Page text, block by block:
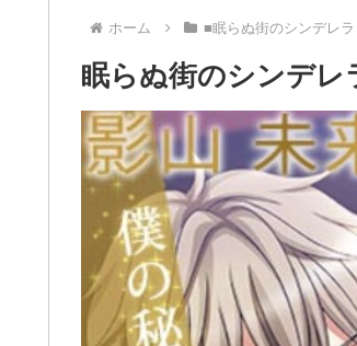
ホーム ■眠らぬ街のシンデレラ
眠らぬ街のシンデレ